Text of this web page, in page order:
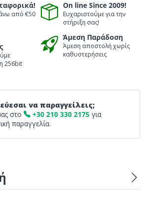
από €50
On line Since 2009!
Ευχαριστούμε για την
στήριξη σας!
256bit
Άμεση Παράδοση
Άμεση αποστολή χωρίς
καθυστερήσεις
να παραγγείλεις;
στο
+30 210 330 2175 για
παραγγελία.